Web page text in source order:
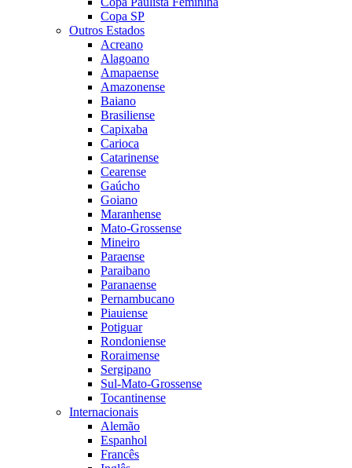
Copa SP
Outros Estados
Acreano
Alagoano
Amapaense
Amazonense
Baiano
Brasiliense
Capixaba
Carioca
Catarinense
Cearense
Gaúcho
Goiano
Maranhense
Mato-Grossense
Mineiro
Paraense
Paraibano
Paranaense
Pernambucano
Piauiense
Potiguar
Rondoniense
Roraimense
Sergipano
Sul-Mato-Grossense
Tocantinense
Internacionais
Alemão
Espanhol
Francês